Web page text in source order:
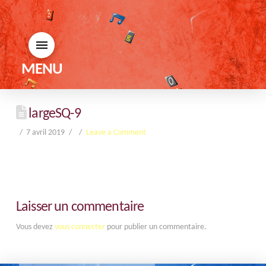
MENU
largeSQ-9
7 avril 2019 Leave a Comment
Laisser un commentaire
Vous devez vous connecterpour publier un commentaire.